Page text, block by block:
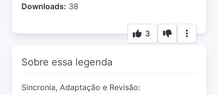
Downloads: 38
3
Sobre essa legenda
Sincronia, Adaptação e Revisão: